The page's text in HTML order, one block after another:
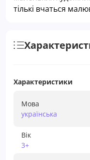
тількі вчаться
Характеристики
Мова
українська
Вік
3+